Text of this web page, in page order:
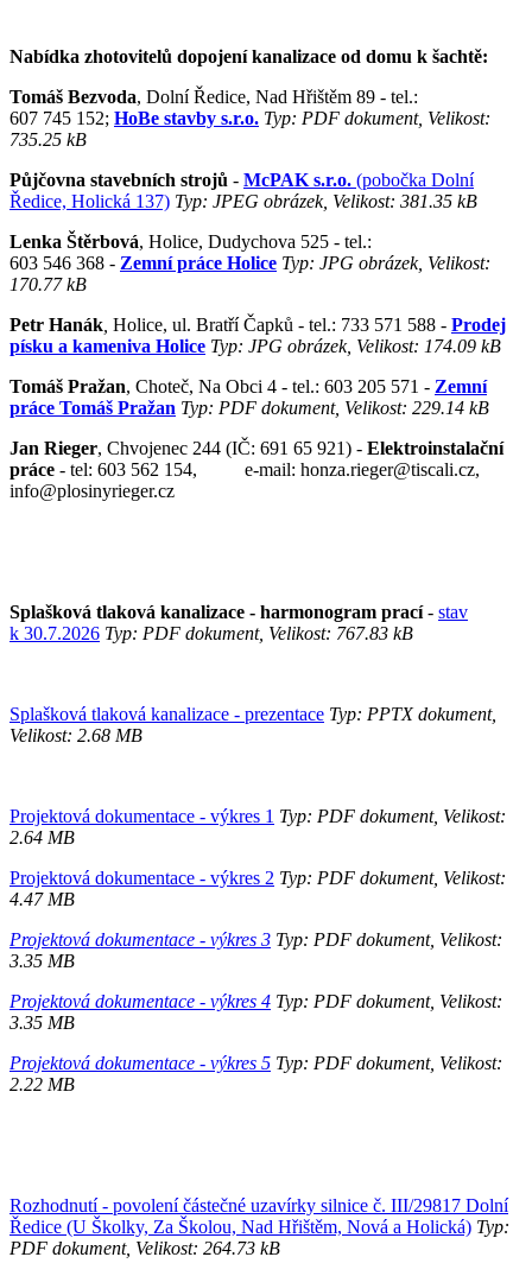
Nabídka zhotovitelů dopojení kanalizace od domu k šachtě:
Tomáš Bezvoda, Dolní Ředice, Nad Hřištěm 89 - tel.:
607 745 152; HoBe stavby s.r.o. Typ: PDF dokument, Velikost:
735.25 kB
Půjčovna stavebních strojů - McPAK s.r.o. (pobočka Dolní
Ředice, Holická 137) Typ: JPEG obrázek, Velikost: 381.35 kB
Lenka Štěrbová, Holice, Dudychova 525 - tel.:
603 546 368 - Zemní práce Holice Typ: JPG obrázek, Velikost:
170.77 kB
Petr Hanák Holice, ul. Bratří Čapků - tel.: 733 571 588 - Prodej
písku a kameniva Holice Typ: JPG obrázek, Velikost: 174.09 kB
Tomáš Pražan, Choteč, Na Obci 4 - tel.: 603 205 571 - Zemní
práce Tomáš Pražan Typ: PDF dokument, Velikost: 229.14 kB
Jan Rieger, Chvojenec 244 (IČ: 691 65 921) - Elektroinstalační
práce - tel: 603 562 154, e-mail: honza.rieger@tiscali.cz,
info@plosinyrieger.cz
Splašková tlaková kanalizace - harmonogram prací- stav
k 30.7.2026 Typ: PDF dokument, Velikost: 767.83 kB
Splašková tlaková kanalizace - prezentace Typ: PPTX dokument,
Velikost: 2.68 MB
Projektová dokumentace - výkres 1 Typ: PDF dokument, Velikost:
2.64 MB
Projektová dokumentace - výkres 2 Typ: PDF dokument, Velikost:
4.47 MB
Projektová dokumentace - výkres 3 Typ: PDF dokument, Velikost:
3.35 MB
Projektová dokumentace - výkres 4 Typ: PDF dokument, Velikost:
3.35 MB
Projektová dokumentace - výkres 5 Typ: PDF dokument, Velikost:
2.22 MB
Rozhodnutí - povolení částečné uzavírky silnice č. III/29817 Dolní
Ředice (U Školky, Za Školou, Nad Hřištěm, Nová a Holická) Typ:
PDF dokument, Velikost: 264.73 kB